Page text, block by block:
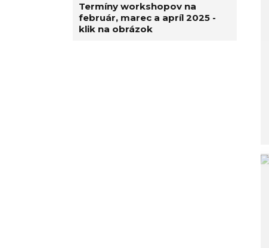
Termíny workshopov na
február, marec a apríl 2025 -
klik na obrázok